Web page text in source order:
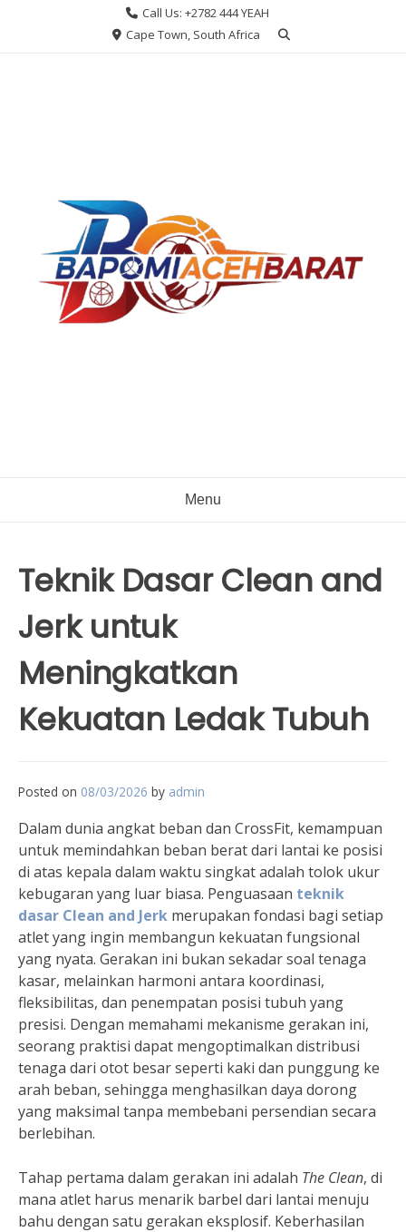
Call Us: +2782 444 YEAH
Cape Town, South Africa
Menu
Teknik Dasar Clean and
Jerk untuk
Meningkatkan
Kekuatan Ledak Tubuh
Posted on 08/03/2026 by admin
Dalam dunia angkat beban dan CrossFit, kemampuan
untuk memindahkan beban berat dari lantai ke posisi
di atas kepala dalam waktu singkat adalah tolok ukur
kebugaran yang luar biasa. Penguasaan teknik
dasar Clean and Jerk merupakan fondasi bagi setiap
atlet yang ingin membangun kekuatan fungsional
yang nyata. Gerakan ini bukan sekadar soal tenaga
kasar, melainkan harmoni antara koordinasi,
fleksibilitas, dan penempatan posisi tubuh yang
presisi. Dengan memahami mekanisme gerakan ini,
seorang praktisi dapat mengoptimalkan distribusi
tenaga dari otot besar seperti kaki dan punggung ke
arah beban, sehingga menghasilkan daya dorong
yang maksimal tanpa membebani persendian secara
berlebihan.
Tahap pertama dalam gerakan ini adalah The Clean, di
mana atlet harus menarik barbel dari lantai menuju
bahu dengan satu gerakan eksplosif. Keberhasilan